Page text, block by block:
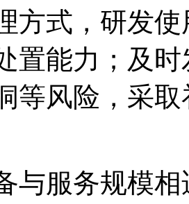
方式，研发
置能力；及
等风险，采
与服务规模